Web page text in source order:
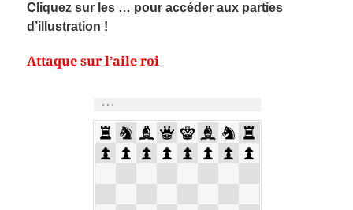
Cliquez sur les … pour accéder aux parties
d’illustration !
Attaque sur l’aile roi